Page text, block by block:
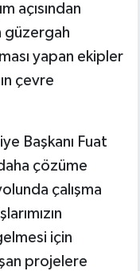
açısından
güzergah
yapan ekipler
çevre
Başkanı Fuat
çözüme
çalışma
için
projelere